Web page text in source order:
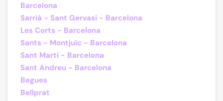
Barcelona
Sarrià - Sant Gervasi - Barcelona
Les Corts - Barcelona
Sants - Montjuïc - Barcelona
Sant Martí - Barcelona
Sant Andreu - Barcelona
Begues
Bellprat